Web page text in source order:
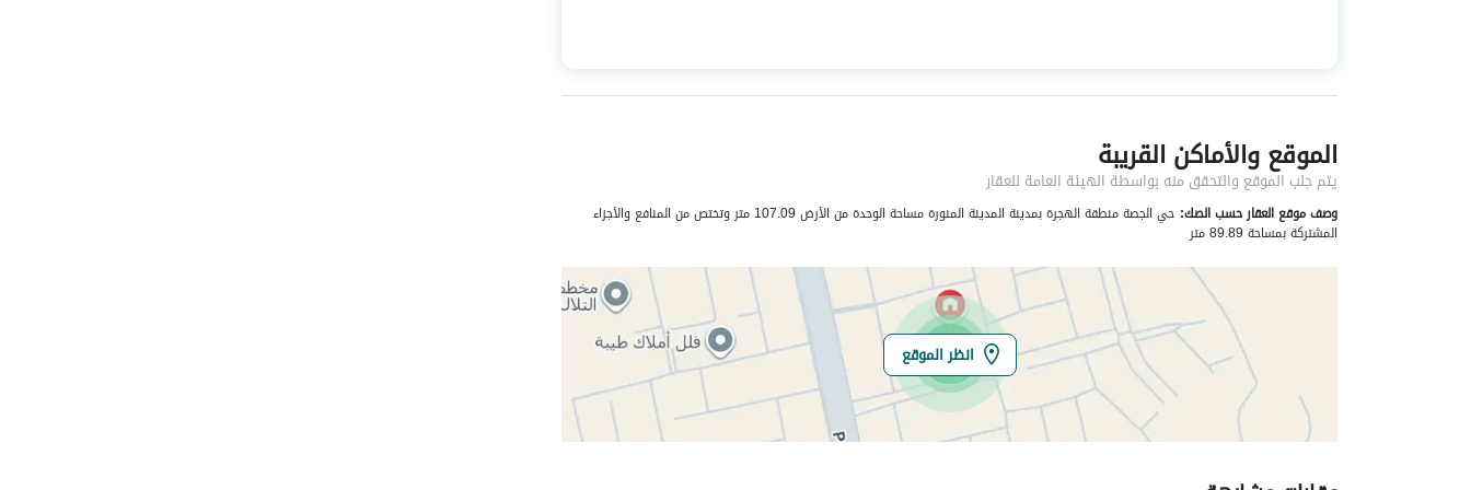
نوع العقار
شقق
عدد الغرف
2
خدمات العقار
كهرباء نعم
تفاصيل اضافية
جديد
عرض الشارع
رقم المخطط
م / م / 1074 / 1439
هل يوجد اي التزام
على العقار ؟
لا يوجد
مطابقة لكود البناء
-
الموقع والأماكن القريبة
يتم جلب الموقع والتحقق منه بواسطة الهيئة العامة للعقار
وصف موقع العقار حسب الصك:
حي الجصة منطقة الهجرة بمدينة المدينة المنورة مساحة الوحدة من الأرض 107.09 متر وتختص من المنافع والأجزاء
المشتركة بمساحة 89.89 متر
انظر الموقع